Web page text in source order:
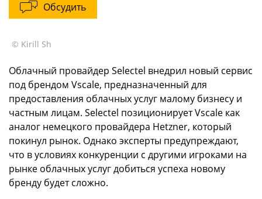
Обсудить
© Kirill Sh
Облачный провайдер Selectel внедрил новый сервис
под брендом Vscale, предназначенный для
предоставления облачных услуг малому бизнесу и
частным лицам. Selectel позиционирует Vscale как
аналог немецкого провайдера Hetzner, который
покинул рынок. Однако эксперты предупреждают,
что в условиях конкуренции с другими игроками на
рынке облачных услуг добиться успеха новому
бренду будет сложно.